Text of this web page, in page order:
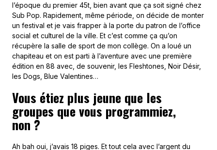
l’époque du premier 45t, bien avant que ça soit signé chez
Sub Pop. Rapidement, même période, on décide de monter
un festival et je vais frapper à la porte du patron de l’office
social et culturel de la ville. Et c’est comme ça qu’on
récupère la salle de sport de mon collège. On a loué un
chapiteau et on est parti à l’aventure avec une première
édition en 88 avec, de souvenir, les Fleshtones, Noir Désir,
les Dogs, Blue Valentines…
Vous étiez plus jeune que les
groupes que vous programmiez,
non ?
Ah bah oui, j’avais 18 piges. Et tout cela avec l’argent du